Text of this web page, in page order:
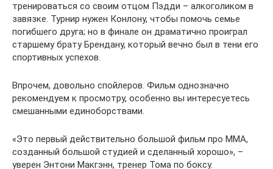
тренироваться со своим отцом Пэдди – алкоголиком в
завязке. Турнир нужен Конлону, чтобы помочь семье
погибшего друга; но в финале он драматично проиграл
старшему брату Брендану, который вечно был в тени его
спортивных успехов.
Впрочем, довольно спойлеров. Фильм однозначно
рекомендуем к просмотру, особенно вы интересуетесь
смешанными единоборствами.
«Это первый действительно большой фильм про MMA,
созданный большой студией и сделанный хорошо», –
уверен Энтони Макгэнн, тренер Тома по боксу.